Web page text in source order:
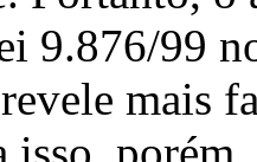
9.876/99
mais
isso,